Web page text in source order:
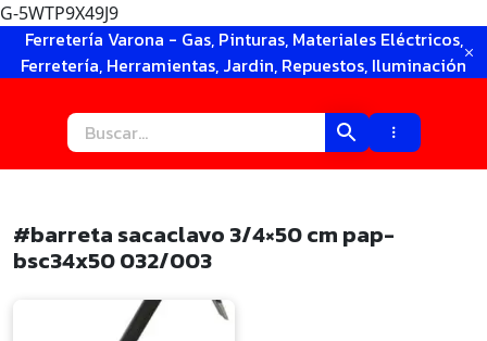
G-5WTP9X49J9
Ferretería Varona - Gas, Pinturas, Materiales Eléctricos,
Ferretería, Herramientas, Jardin, Repuestos, Iluminación
#barreta sacaclavo 3/4×50 cm pap-
bsc34x50 032/003